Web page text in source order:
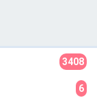
3408
6